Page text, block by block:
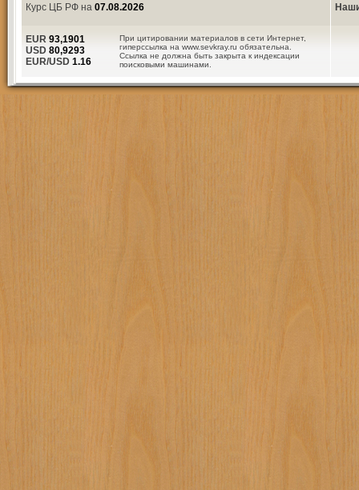
Курс ЦБ РФ на 07.08.2026
При цитировании материалов в сети Интернет,
гиперссылка на www.sevkray.ru обязательна.
Ссылка не должна быть закрыта к индексации
поисковыми машинами.
EUR 93,1901
USD 80,9293
EUR/USD 1.16